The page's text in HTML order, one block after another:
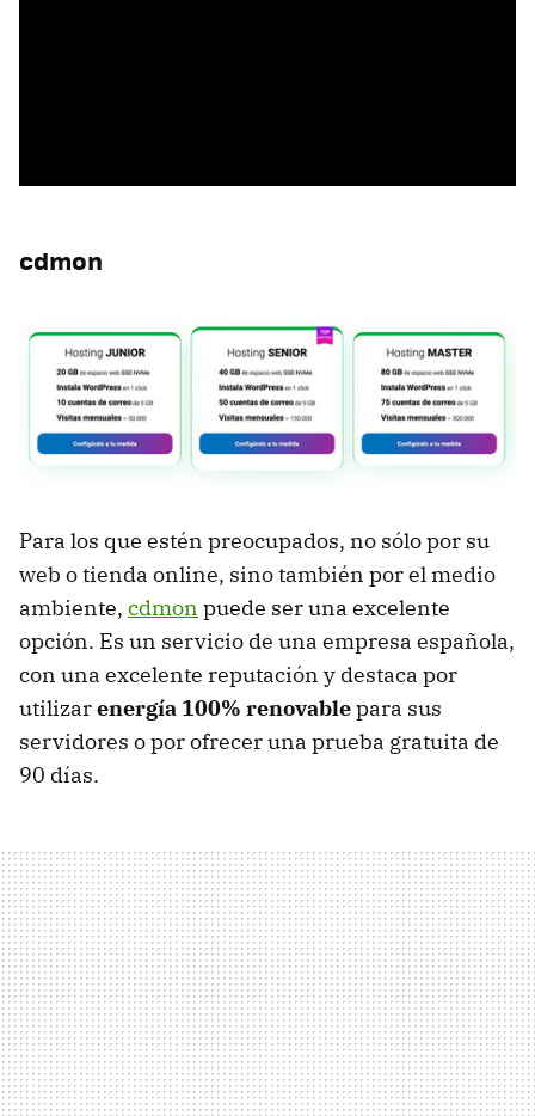
cdmon
Para los que estén preocupados, no sólo por su
web o tienda online, sino también por el medio
ambiente, cdmon puede ser una excelente
opción. Es un servicio de una empresa española,
con una excelente reputación y destaca por
utilizarenergía 100% renovablepara sus
servidores o por ofrecer una prueba gratuita de
90 días.